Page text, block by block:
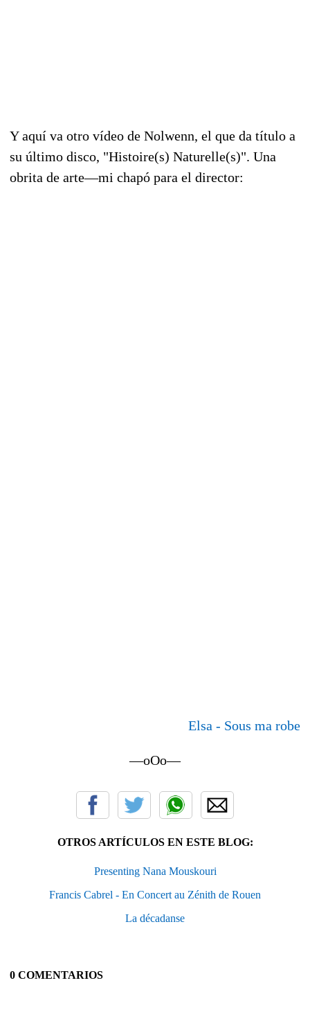
Y aquí va otro vídeo de Nolwenn, el que da título a
su último disco, "Histoire(s) Naturelle(s)". Una
obrita de arte—mi chapó para el director:
Elsa - Sous ma robe
—oOo—
OTROS ARTÍCULOS EN ESTE BLOG:
Presenting Nana Mouskouri
Francis Cabrel - En Concert au Zénith de Rouen
La décadanse
0 COMENTARIOS